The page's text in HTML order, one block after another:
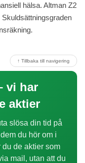
hälsa. Altman Z2
↑ Tillbaka till navigering
vi har
aktier
slösa din tid på
du hör om i
du de aktier som
mail, utan att du